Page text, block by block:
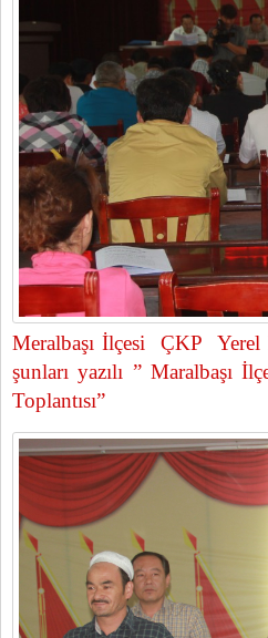
Meralbaşı İlçesi ÇKP Yerel
şunları yazılı ” Maralbaşı
Toplantısı”